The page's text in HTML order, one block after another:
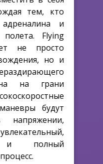
тем, кто
и
Flying
не просто
но и
на грани
будут
и полный